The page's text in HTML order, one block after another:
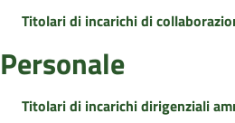
Titolari di incarichi di
Personale
Titolari di incarichi dirigenziali